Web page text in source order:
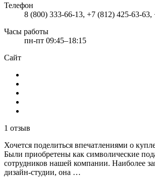
Телефон
8 (800) 333-66-13, +7 (812) 425-63-63,
Часы работы
пн-пт 09:45–18:15
Сайт
1 отзыв
Хочется поделиться впечатлениями о
Были приобретены как символические
сотрудников нашей компании. Наиболее
дизайн-студии, она …